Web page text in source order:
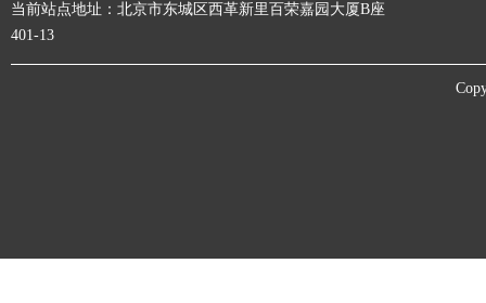
当前站点地址：北京市东城区西革新里百荣嘉园大厦B座
401-13